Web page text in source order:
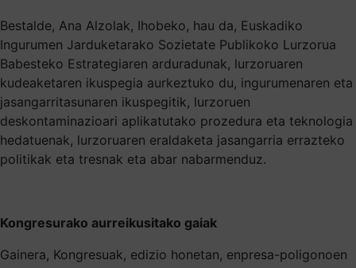
Bestalde, Ana Alzolak, Ihobeko, hau da, Euskadiko
Ingurumen Jarduketarako Sozietate Publikoko Lurzorua
Babesteko Estrategiaren arduradunak, lurzoruaren
kudeaketaren ikuspegia aurkeztuko du, ingurumenaren eta
jasangarritasunaren ikuspegitik, lurzoruen
deskontaminazioari aplikatutako prozedura eta teknologia
hedatuenak, lurzoruaren eraldaketa jasangarria errazteko
politikak eta tresnak eta abar nabarmenduz.
Kongresurako aurreikusitako gaiak
Gainera, Kongresuak, edizio honetan, enpresa-poligonoen